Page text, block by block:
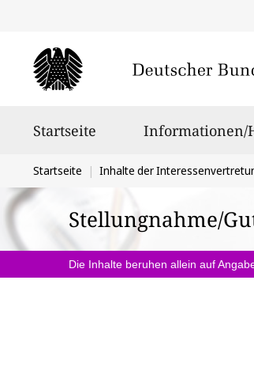
Startseite Informationen/
Sie
befinden
sich
hier:
Startseite Inhalte der
Stellungnahme/
Die Inhalte beruhen allein auf